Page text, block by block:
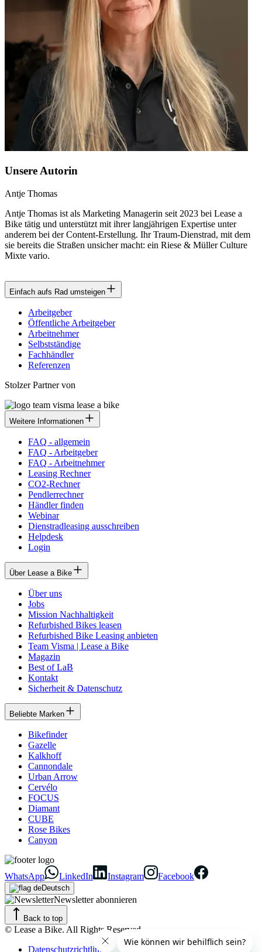
Unsere Autorin
Antje Thomas
Antje Thomas ist als Marketing Managerin seit 2023 bei Lease a
Bike tätig und unterstützt mit ihrer langjährigen Expertise unter
anderem bei der Content-Erstellung. Ihr Traum-Dienstrad, mit dem
sie bereits die Straßen unsicher macht: ein Riese & Müller Culture
Mixte vario.
Einfach aufs Rad umsteigen
Arbeitgeber
Öffentliche Arbeitgeber
Arbeitnehmer
Selbstständige
Fachhändler
Referenzen
Stolzer Partner von
Weitere Informationen
FAQ - allgemein
FAQ - Arbeitgeber
FAQ - Arbeitnehmer
Leasing Rechner
CO2-Rechner
Pendlerrechner
Händler finden
Webinar
Dienstradleasing ausschreiben
Helpdesk
Login
Über Lease a Bike
Über uns
Jobs
Mission Nachhaltigkeit
Refurbished Bikes leasen
Refurbished Bike Leasing anbieten
Team Visma | Lease a Bike
Magazin
Best of LaB
Kontakt
Sicherheit & Datenschutz
Beliebte Marken
Bikefinder
Gazelle
Kalkhoff
Cannondale
Urban Arrow
Cervélo
FOCUS
Diamant
CUBE
Rose Bikes
Canyon
WhatsApp LinkedIn Instagram Facebook
Deutsch
Newsletter abonnieren
Back to top
© Lease a Bike. All Rights Reserved.
Datenschutzrichtlinie